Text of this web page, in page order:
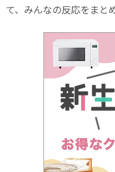
て、みんなの反応をまと